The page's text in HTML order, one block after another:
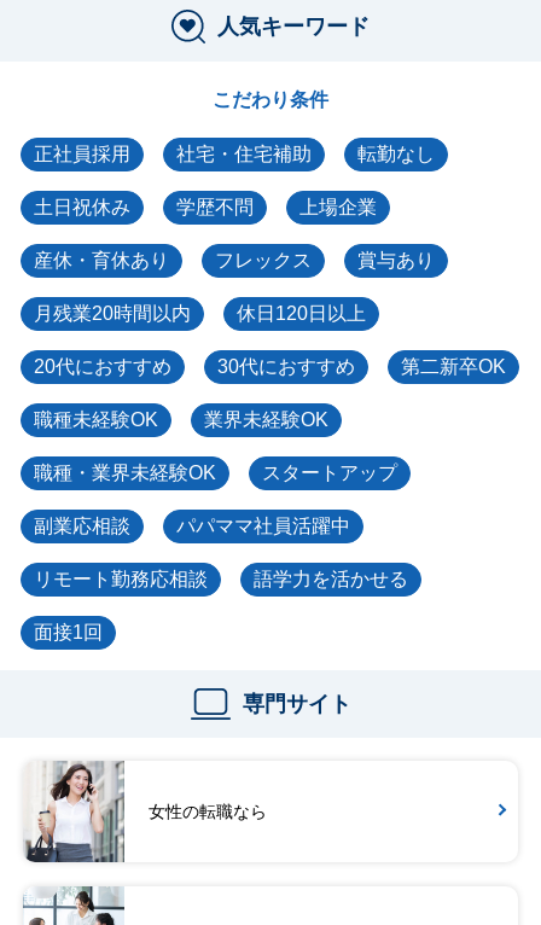
人気キーワード
こだわり条件
正社員採用 社宅・住宅補助 転勤なし
土日祝休み 学歴不問 上場企業
産休・育休あり フレックス 賞与あり
月残業20時間以内 休日120日以上
20代におすすめ 30代におすすめ 第二新卒OK
職種未経験OK 業界未経験OK
職種・業界未経験OK スタートアップ
副業応相談 パパママ社員活躍中
リモート勤務応相談 語学力を活かせる
面接1回
専門サイト
女性の転職なら